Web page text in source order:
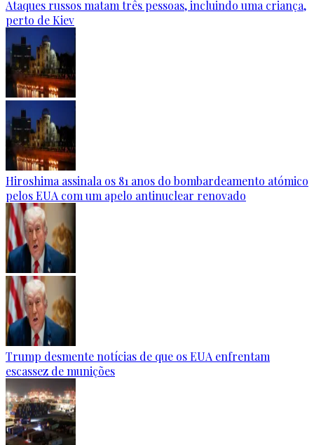
Ataques russos matam três pessoas, incluindo uma criança,
perto de Kiev
Hiroshima assinala os 81 anos do bombardeamento atómico
pelos EUA com um apelo antinuclear renovado
Trump desmente notícias de que os EUA enfrentam
escassez de munições